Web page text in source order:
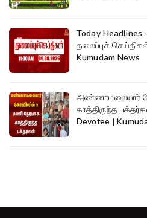
Today Headlines
தலைப்புச்
Kumudam News
அண்ணாமலையார்
காத்திருந்த
Devotee |